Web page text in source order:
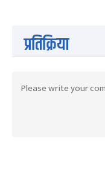
प्रतिक्रिया